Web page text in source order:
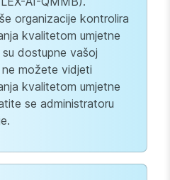
organizacije kontrolira
kvalitetom umjetne
dostupne vašoj
možete vidjeti
kvalitetom umjetne
se administratoru